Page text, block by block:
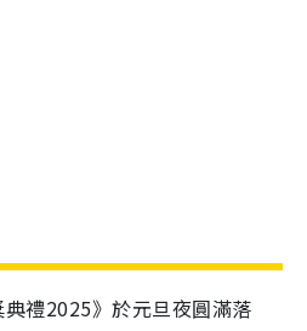
典禮2025》於元旦夜圓滿落